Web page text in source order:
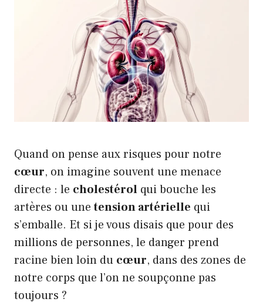
Quand on pense aux risques pour notre
cœur, on imagine souvent une menace
directe : le cholestérol qui bouche les
artères ou unetension artérielle qui
s’emballe. Et si je vous disais que pour des
millions de personnes, le danger prend
racine bien loin du cœur, dans des zones de
notre corps que l’on ne soupçonne pas
toujours ?